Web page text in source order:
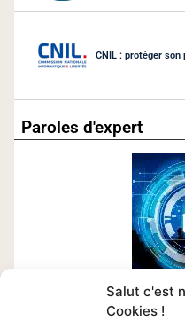
Salut c'est
Cookies !
CNIL : protéger
Paroles d'expert
Chaque mois